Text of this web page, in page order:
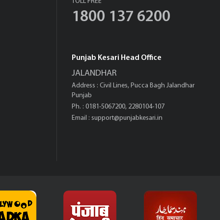
1800 137 6200
Punjab Kesari Head Office
JALANDHAR
Address : Civil Lines, Pucca Bagh Jalandhar
Punjab
Ph. : 0181-5067200, 2280104-107
Email : support@punjabkesari.in